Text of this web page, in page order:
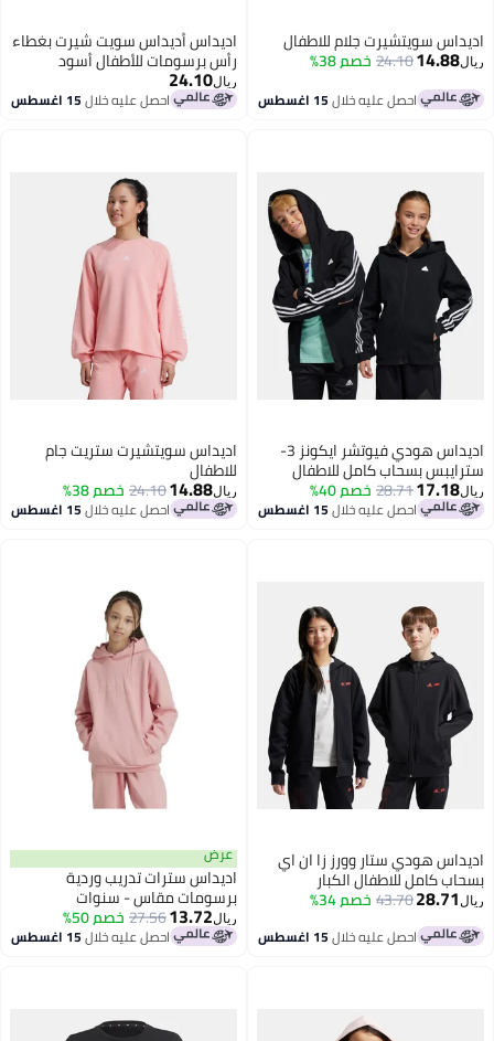
اديداس سويتشيرت جلام للاطفال
ريال14.88
24.10خصم 38%
احصل عليه خلال15 اغسطس
اديداس أديداس سويت شيرت بغطاء
رأس برسومات للأطفال أسود
ريال24.10
احصل عليه خلال15 اغسطس
اديداس هودي فيوتشر ايكونز 3-
سترايبس بسحاب كامل للاطفال
الكبار
ريال17.18
28.71خصم 40%
احصل عليه خلال15 اغسطس
اديداس سويتشيرت ستريت جام
للاطفال
ريال14.88
24.10خصم 38%
احصل عليه خلال15 اغسطس
اديداس هودي ستار وورز زا ان اي
بسحاب كامل للاطفال الكبار
ريال28.71
43.70خصم 34%
احصل عليه خلال15 اغسطس
عرض
اديداس سترات تدريب وردية
برسومات مقاس - سنوات
ريال13.72
27.56خصم 50%
احصل عليه خلال15 اغسطس